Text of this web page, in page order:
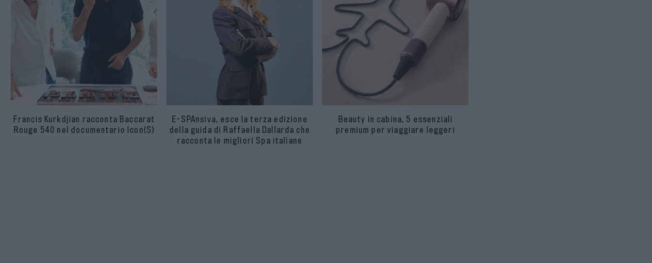
Francis Kurkdjian racconta Baccarat
Rouge 540 nel documentario Icon(S)
E-SPAnsiva, esce la terza edizione
della guida di Raffaella Dallarda che
racconta le migliori Spa italiane
Beauty in cabina, 5 essenziali
premium per viaggiare leggeri